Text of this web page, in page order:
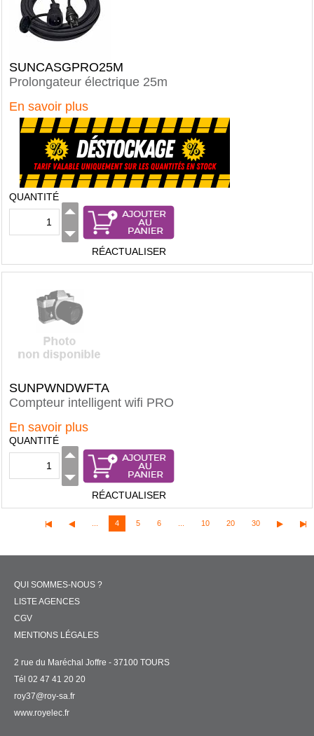
SUNCASGPRO25M
Prolongateur électrique 25m
En savoir plus
QUANTITÉ
RÉACTUALISER
SUNPWNDWFTA
Compteur intelligent wifi PRO
En savoir plus
QUANTITÉ
RÉACTUALISER
4 5 6 10 20 30
QUI SOMMES-NOUS ?
LISTE AGENCES
CGV
MENTIONS LÉGALES
2 rue du Maréchal Joffre - 37100 TOURS
Tél 02 47 41 20 20
roy37@roy-sa.fr
www.royelec.fr